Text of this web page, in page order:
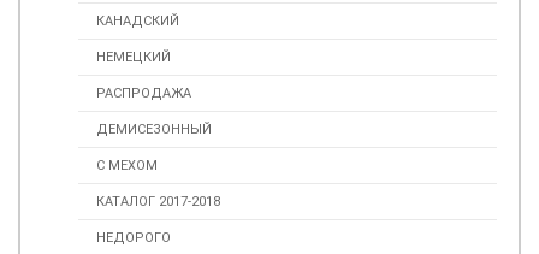
КАНАДСКИЙ
НЕМЕЦКИЙ
РАСПРОДАЖА
ДЕМИСЕЗОННЫЙ
С МЕХОМ
КАТАЛОГ 2017-2018
НЕДОРОГО